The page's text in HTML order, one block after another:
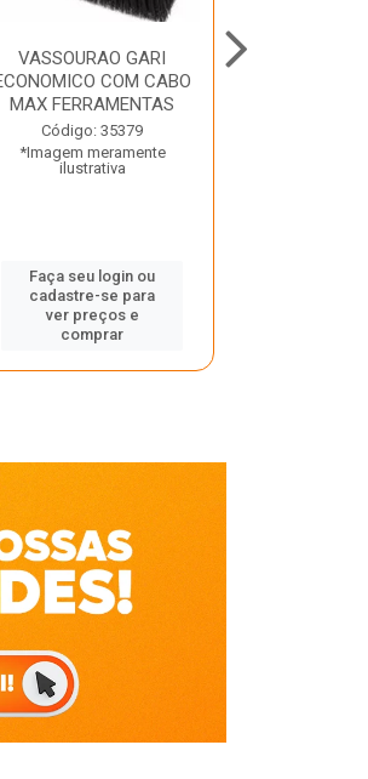
VASSOURAO GARI
COM CABO
MAX FERRAMENTAS
Código: 35379
*Imagem meramente
ilustrativa
Faça seu login ou
cadastre-se para
ver preços e
comprar